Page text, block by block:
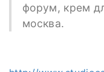
форум, крем
москва.